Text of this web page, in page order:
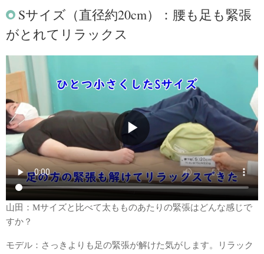
Sサイズ（直径約20cm）：腰も足も緊張
がとれてリラックス
▶
山田：Mサイズと比べて太もものあたりの緊張はどんな感じで
すか？
モデル：さっきよりも足の緊張が解けた気がします。リラック